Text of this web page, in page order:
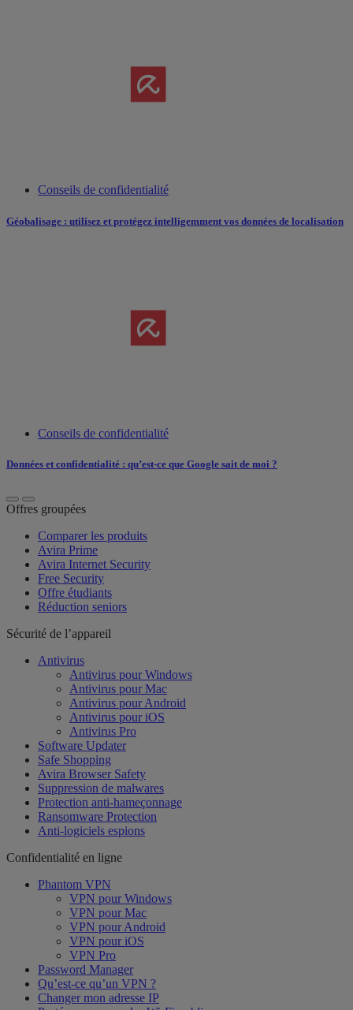
Conseils de confidentialité
Géobalisage : utilisez et protégez intelligemment vos données de localisation
Conseils de confidentialité
Données et confidentialité : qu’est-ce que Google sait de moi ?
Offres groupées
Comparer les produits
Avira Prime
Avira Internet Security
Free Security
Offre étudiants
Réduction seniors
Sécurité de l’appareil
Antivirus
Antivirus pour Windows
Antivirus pour Mac
Antivirus pour Android
Antivirus pour iOS
Antivirus Pro
Software Updater
Safe Shopping
Avira Browser Safety
Suppression de malwares
Protection anti-hameçonnage
Ransomware Protection
Anti-logiciels espions
Confidentialité en ligne
Phantom VPN
VPN pour Windows
VPN pour Mac
VPN pour Android
VPN pour iOS
VPN Pro
Password Manager
Qu’est-ce qu’un VPN ?
Changer mon adresse IP